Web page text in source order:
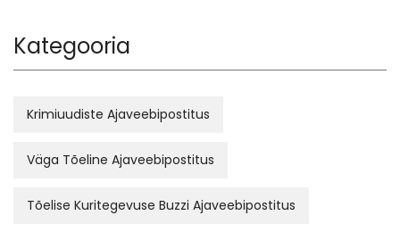
Kategooria
Krimiuudiste Ajaveebipostitus
Väga Tõeline Ajaveebipostitus
Tõelise Kuritegevuse Buzzi Ajaveebipostitus